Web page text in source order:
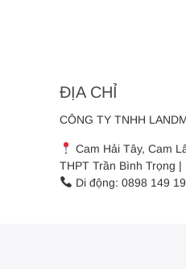
ĐỊA CHỈ
CÔNG TY TNHH
Cam Hải Tây, Cam
THPT Trần Bình Trọng |
Di động: 0898 149